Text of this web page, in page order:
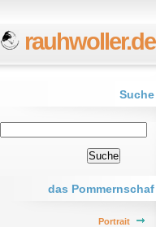
rauhwoller.de
Suche
das Pommernschaf
Portrait